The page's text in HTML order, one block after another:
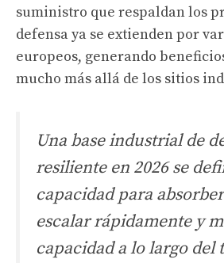
suministro que respaldan los
defensa ya se extienden por
europeos, generando
mucho más allá de los sitios
Una base industrial de
resiliente en 2026 se
capacidad para
escalar rápidamente y
capacidad a lo largo del